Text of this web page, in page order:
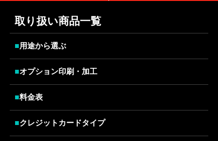
取り扱い商品一覧
■用途から選ぶ
■オプション印刷・加工
■料金表
■クレジットカードタイプ